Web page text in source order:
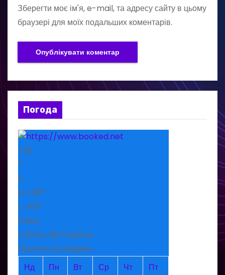
Зберегти моє ім'я, e-mail, та адресу сайту в цьому
браузері для моїх подальших коментарів.
Погода
+25
°
C
H: +26°
L: +15°
Рівне
Субота, 08 Серпень
Прогноз на тиждень
Нд
Пн Вт Ср Чт Пт